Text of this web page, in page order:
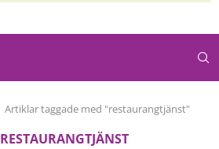
Artiklar taggade med "restaurangtjänst"
RESTAURANGTJÄNST